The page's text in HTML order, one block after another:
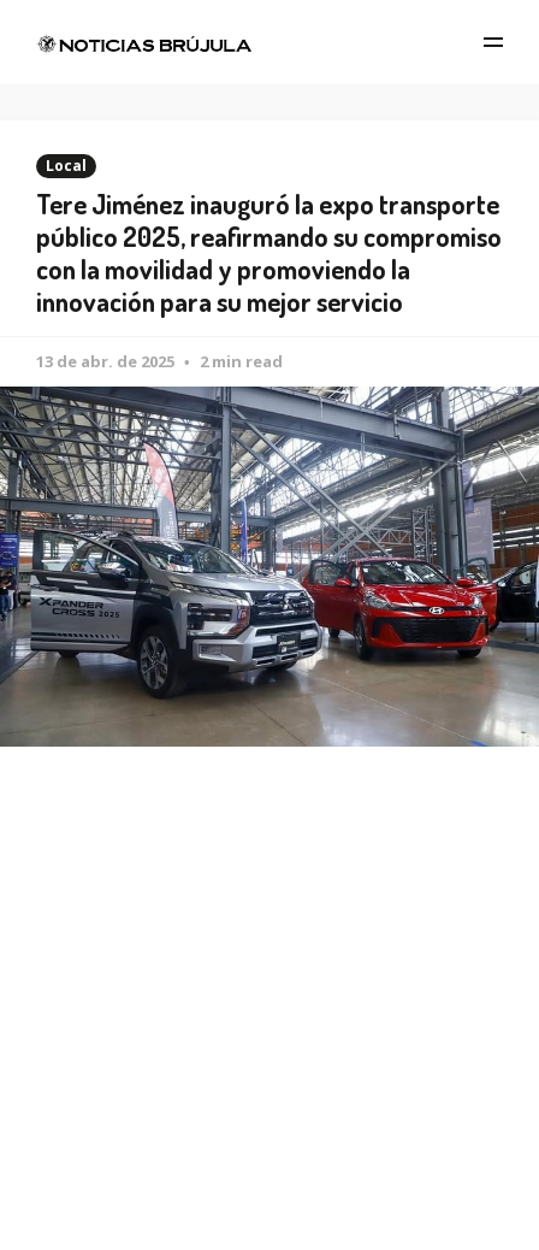
Local
Tere Jiménez inauguró la expo transporte
público 2025, reafirmando su compromiso
con la movilidad y promoviendo la
innovación para su mejor servicio
13 de abr. de 2025 2 min read